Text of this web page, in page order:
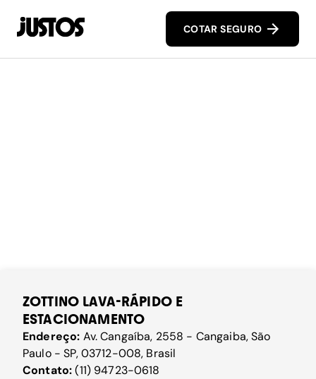
COTAR SEGURO
ZOTTINO LAVA-RÁPIDO E
ESTACIONAMENTO
Endereço: Av. Cangaíba, 2558 - Cangaiba, São
Paulo - SP, 03712-008, Brasil
Contato:(11) 94723-0618